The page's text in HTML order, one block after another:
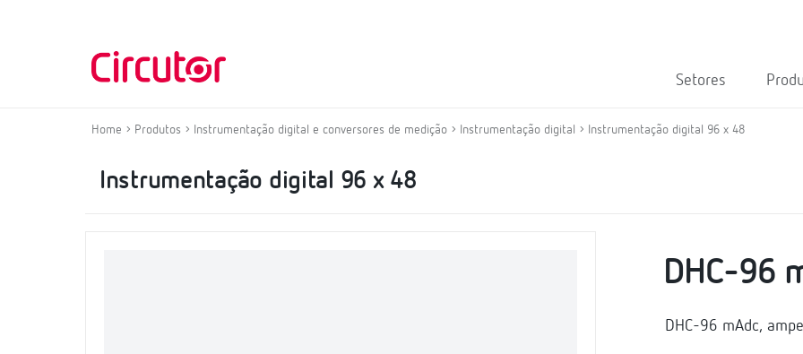
Setores
Home Produtos Instrumentação digital e conversores de medição Instrumentação digital Instrumentação digital 96 x 48
Instrumentação digital 96 x 48
DHC-96
DHC-96 mAdc,